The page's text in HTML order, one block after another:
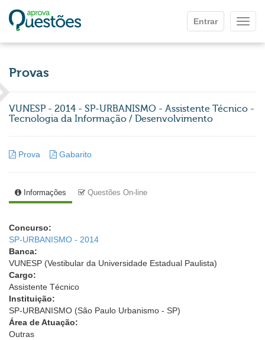
Entrar
Provas
VUNESP - 2014 - SP-URBANISMO - Assistente Técnico -
Tecnologia da Informação / Desenvolvimento
Prova Gabarito
Informações Questões On-line
Concurso:
SP-URBANISMO - 2014
Banca:
VUNESP (Vestibular da Universidade Estadual Paulista)
Cargo:
Assistente Técnico
Instituição:
SP-URBANISMO (São Paulo Urbanismo - SP)
Área de Atuação:
Outras